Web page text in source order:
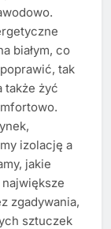
białym, co
tak
także żyć
izolację a
jakie
zgadywania,
sztuczek